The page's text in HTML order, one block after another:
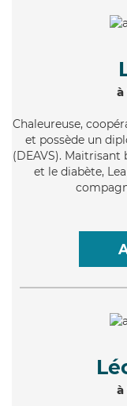
à
Chaleureuse,
et possède un
(DEAVS).
et le diabète,
à